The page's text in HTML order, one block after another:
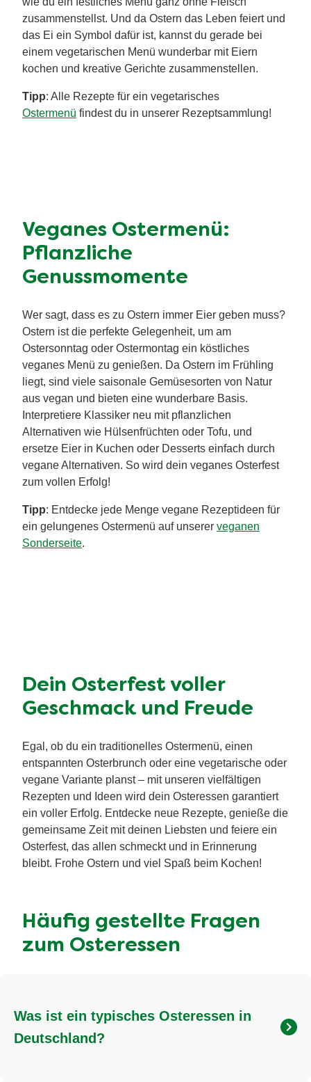
Vegetarisches Ostermenü:
Köstliche Ideen ohne
Anregungen gelingt dir das spielend leicht! Entdecke,
wie du ein festliches Menü ganz ohne Fleisch
zusammenstellst. Und da Ostern das Leben feiert und
das Ei ein Symbol dafür ist, kannst du gerade bei
einem vegetarischen Menü wunderbar mit Eiern
Tipp: Alle Rezepte für ein vegetarisches
Ostermenüfindest du in unserer Rezeptsammlung!
Veganes Ostermenü:
Genussmomente
Wer sagt, dass es zu Ostern immer Eier geben muss?
Ostern ist die perfekte Gelegenheit, um am
Ostersonntag oder Ostermontag ein köstliches
veganes Menü zu genießen. Da Ostern im Frühling
liegt, sind viele saisonale Gemüsesorten von Natur
aus vegan und bieten eine wunderbare Basis.
ersetze Eier in Kuchen oder Desserts einfach durch
vegane Alternativen. So wird dein veganes Osterfest
zum vollen Erfolg!
Sonderseite.